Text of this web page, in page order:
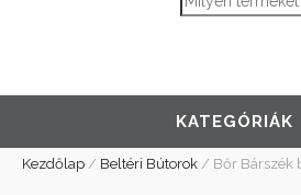
KATEGÓRIÁK
Kezdőlap / Beltéri Bútorok / Bőr Bárszék